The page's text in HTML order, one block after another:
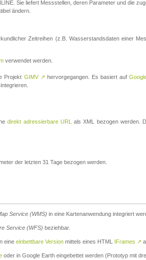
Sie liefert Messstellen, deren Parameter und die
ändern.
Zeitreihen (z.B. Wasserstandsdaten einer
verwendet werden.
Projekt GIMV ↗ hervorgegangen. Es basiert auf
direkt adressierbare URL
als XML bezogen werden.
der letzten 31 Tage bezogen werden.
Service (WMS) in eine Kartenanwendung integriert
Service (WFS) beziehbar.
eine einbettbare Version mittels eines HTML IFrames ↗
oder in Google Earth eingebettet werden (Prototyp mit